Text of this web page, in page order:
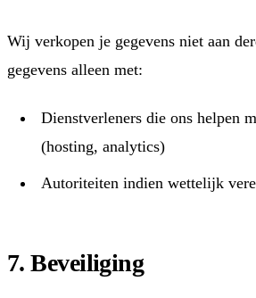
Wij verkopen je gegevens niet aan
gegevens alleen met:
Dienstverleners die ons helpen
(hosting, analytics)
Autoriteiten indien wettelijk
7. Beveiliging